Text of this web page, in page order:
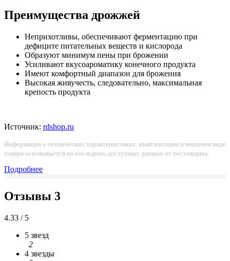
Преимущества дрожжей
Неприхотливы, обеспечивают ферментацию при
дефиците питательных веществ и кислорода
Образуют минимум пены при брожении
Усиливают вкусоароматику конечного продукта
Имеют комфортный диапазон для брожения
Высокая живучесть, следовательно, максимальная
крепость продукта
Источник: rdshop.ru
Информация о технических характеристиках, комплектации и внешнем виде
товара основывается на последних доступных данных от поставщика.
Подробнее
Отзывы 3
4.33 / 5
5 звезд
2
4 звезды